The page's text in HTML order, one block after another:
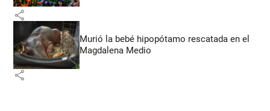
share
Murió la bebé hipopótamo rescatada en el
Magdalena Medio
share